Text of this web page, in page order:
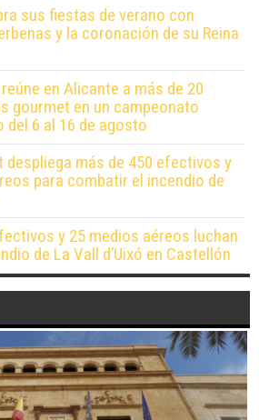
sus fiestas de verano con
y la coronación de su Reina
en Alicante a más de 20
gourmet en un campeonato
6 al 16 de agosto
despliega más de 450 efectivos y
para combatir el incendio de
y 25 medios aéreos luchan
de La Vall d’Uixó en Castellón